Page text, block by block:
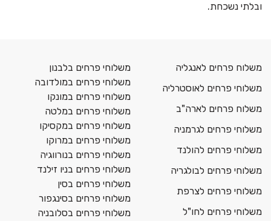
ובלתי נשכחת.
משלוח פרחים לאנגליה
משלוחי פרחים לאוסטרליה
משלוח פרחים לארה"ב
משלוחי פרחים לגרמניה
משלוחי פרחים להולנד
משלוחי פרחים לבולגריה
משלוחי פרחים לצרפת
משלוחי פרחים לחו"ל
משלוחי פרחים בלבנון
משלוחי פרחים במולדובה
משלוחי פרחים במונקו
משלוחי פרחים במלטה
משלוחי פרחים במקסיקו
משלוחי פרחים במרוקו
משלוחי פרחים בנורווגיה
משלוחי פרחים בניו זילנד
משלוחי פרחים בסין
משלוחי פרחים בסינגפור
משלוחי פרחים בסלובניה